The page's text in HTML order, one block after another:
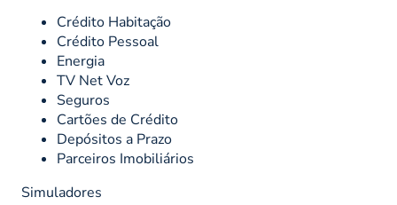
Crédito Habitação
Crédito Pessoal
Energia
TV Net Voz
Seguros
Cartões de Crédito
Depósitos a Prazo
Parceiros Imobiliários
Simuladores